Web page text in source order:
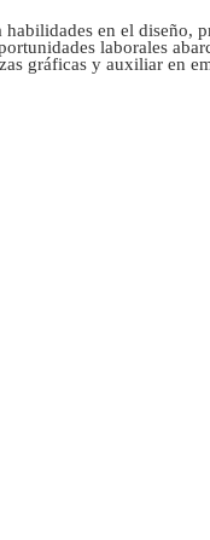
habilidades en el
laborales
gráficas y auxiliar en